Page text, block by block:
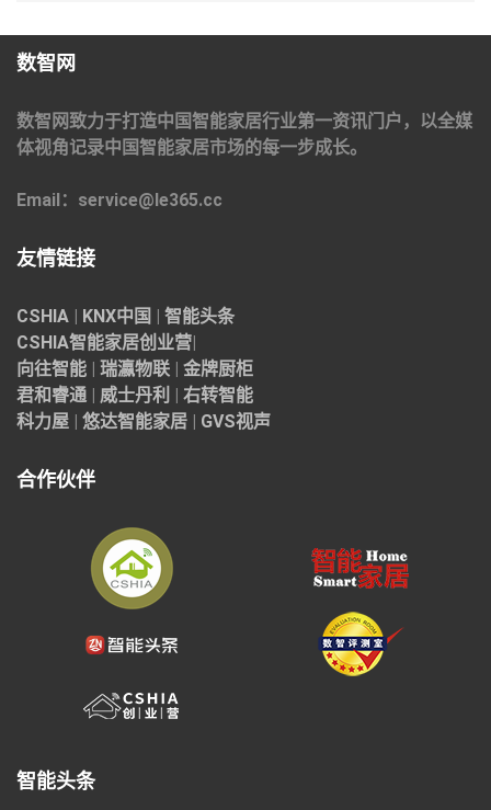
数智网
数智网致力于打造中国智能家居行业第一资讯门户，以全媒
体视角记录中国智能家居市场的每一步成长。
Email：service@le365.cc
友情链接
CSHIA KNX中国
智能头条
CSHIA智能家居创业营
向往智能
瑞瀛物联
金牌厨柜
君和睿通
威士丹利
右转智能
科力屋
悠达智能家居 GVS视声
合作伙伴
智能头条